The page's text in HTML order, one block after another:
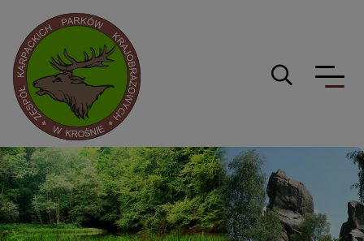
Logo serwisu